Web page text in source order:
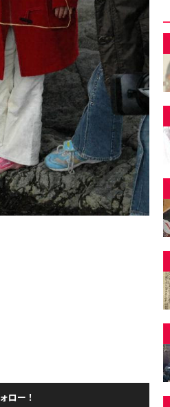
ロー！